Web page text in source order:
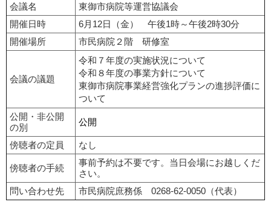
会議名
東御市病院等運営協議会
開催日時
6月12日（金） 午後1時～午後2時30分
開催場所
市民病院２階 研修室
会議の議題
令和７年度の実施状況について
令和８年度の事業方針について
東御市病院事業経営強化プランの進捗評価に
ついて
公開・非公開
の別
公開
傍聴者の定員 なし
傍聴者の手続
事前予約は不要です。当日会場にお越しくだ
さい。
問い合わせ先
市民病院庶務係 0268-62-0050（代表）